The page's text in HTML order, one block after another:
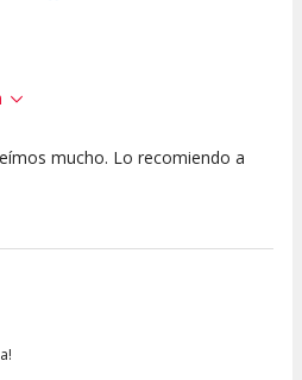
10
mucho. Lo recomiendo a